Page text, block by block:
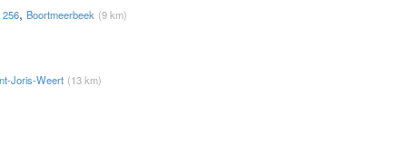
256, Boortmeerbeek (9 km)
Joris-Weert (13 km)